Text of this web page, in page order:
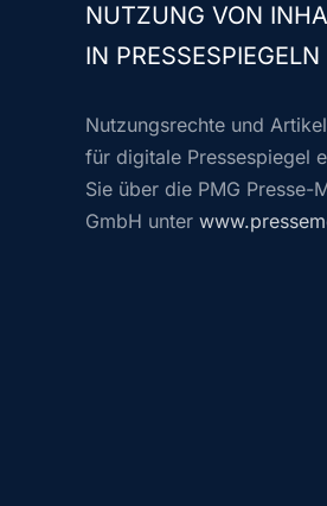
NUTZUNG VON
IN PRESSESPIEGELN
Nutzungsrechte und
für digitale Pressespiegel
Sie über die PMG Presse-
GmbH unter